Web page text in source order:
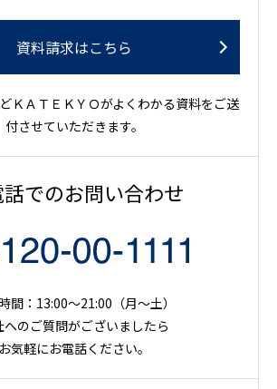
資料請求はこちら
ＫＡＴＥＫＹＯがよくわかる資料をご送
付させていただきます。
でのお問い合わせ
間：13:00～21:00（月〜土）
へのご質問がございましたら
お気軽にお電話ください。